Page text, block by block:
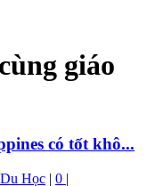
giáo
có tốt khô...
Du Học | 0 |